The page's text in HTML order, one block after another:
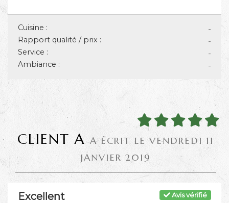
-
Cuisine :
-
Rapport qualité / prix :
-
Service :
-
Ambiance :
CLIENT A A ÉCRIT LE VENDREDI 11
JANVIER 2019
Avis vérifié
Excellent